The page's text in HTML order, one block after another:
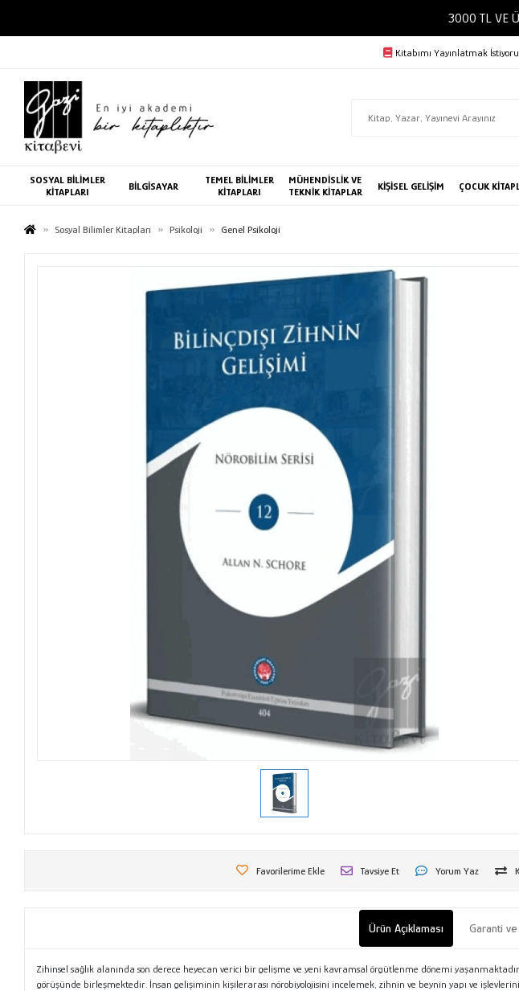
3000 TL
Kitabımı Yayınlatmak
SOSYAL BİLİMLER
KİTAPLARI
BİLGİSAYAR
TEMEL BİLİMLER
KİTAPLARI
MÜHENDİSLİK VE
TEKNİK KİTAPLAR
KİŞİSEL GELİŞİM ÇOCUK
Sosyal Bilimler Kitapları Psikoloji Genel Psikoloji
Favorilerime Ekle Tavsiye Et Yorum Yaz
Ürün Açıklaması Garanti
Zihinsel sağlık alanında son derece heyecan verici bir gelişme ve yeni kavramsal örgütlenme dönemi
görüşünde birleşmektedir. İnsan gelişiminin kişilerarası nörobiyolojisini incelemek, zihnin ve beynin yapı ve